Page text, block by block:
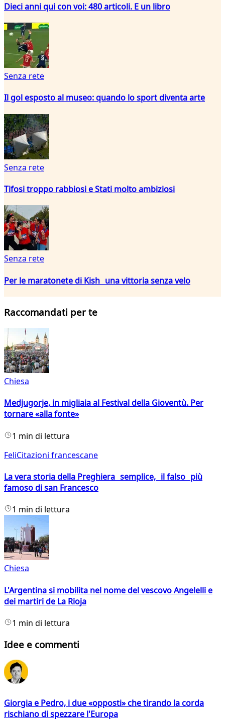
Dieci anni qui con voi: 480 articoli. E un libro
Senza rete
Il gol esposto al museo: quando lo sport diventa arte
Senza rete
Tifosi troppo rabbiosi e Stati molto ambiziosi
Senza rete
Per le maratonete di Kish una vittoria senza velo
Raccomandati per te
Chiesa
Medjugorje, in migliaia al Festival della Gioventù. Per
tornare «alla fonte»
1 min di lettura
FeliCitazioni francescane
La vera storia della Preghiera semplice, il falso più
famoso di san Francesco
1 min di lettura
Chiesa
L'Argentina si mobilita nel nome del vescovo Angelelli e
dei martiri de La Rioja
1 min di lettura
Idee e commenti
Giorgia e Pedro, i due «opposti» che tirando la corda
rischiano di spezzare l'Europa